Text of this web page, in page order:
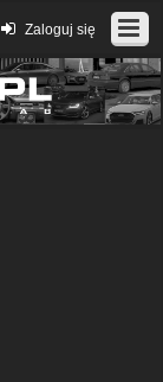
Zaloguj się